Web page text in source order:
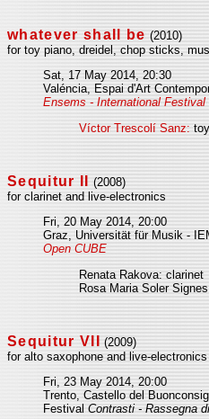
whatever shall be (2010)
for toy piano, dreidel, chop sticks,
Sat, 17 May 2014, 20:30
Valéncia, Espai d'Art
Ensems - International
Víctor Trescolí Sanz:
Sequitur II
(2008)
for clarinet and live-electronics
Fri, 20 May 2014, 20:00
Graz, Universität für Musik -
Open CUBE
Renata Rakova: clarinet
Rosa Maria Soler
Sequitur VII
(2009)
for alto saxophone and live-electronics
Fri, 23 May 2014, 20:00
Trento, Castello del
Festival Contrasti - Rassegna